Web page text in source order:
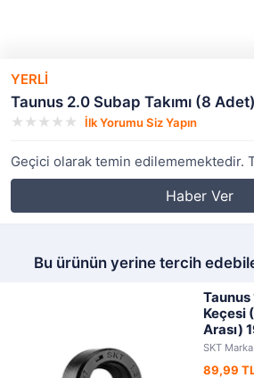
YERLİ
Taunus 2.0 Subap Takımı (8
İlk Yorumu Siz Yapın
Geçici olarak temin edilememektedir.
Haber Ver
Bu ürünün yerine tercih
Keçesi
Arası)
SKT Marka
89,99